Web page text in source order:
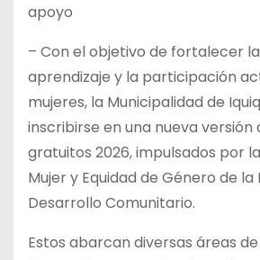
apoyo
– Con el objetivo de fortalecer
aprendizaje y la participación
mujeres, la Municipalidad de
inscribirse en una nueva versión
gratuitos 2026, impulsados por
Mujer y Equidad de Género de
Desarrollo Comunitario.
Estos abarcan diversas áreas